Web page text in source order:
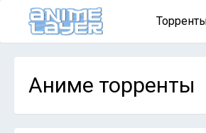
Аниме торренты